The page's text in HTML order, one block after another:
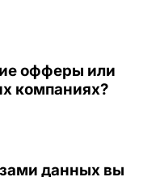
офферы или
компаниях?
данных вы